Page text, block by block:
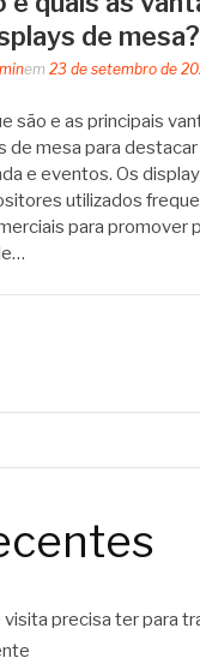
de mesa?
em 23 de setembro de
são e as principais
de mesa para
e eventos. Os
utilizados
para promover
visita precisa ter para